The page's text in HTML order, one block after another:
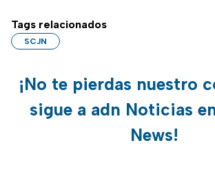
Tags relacionados
SCJN
¡No te pierdas nuestro
sigue a adn Noticias
News!